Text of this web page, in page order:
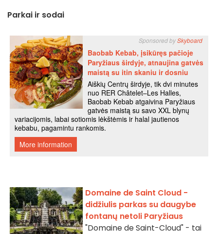
Parkai ir sodai
Domaine de Saint Cloud -
didžiulis parkas su daugybe
fontanų netoli Paryžiaus
"Domaine de Saint-Cloud" - tai